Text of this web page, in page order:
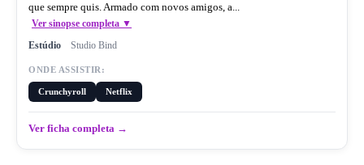
que sempre quis. Armado com novos amigos, a...
Ver sinopse completa ▼
Estúdio
Studio Bind
ONDE ASSISTIR:
Crunchyroll Netflix
Ver ficha completa →